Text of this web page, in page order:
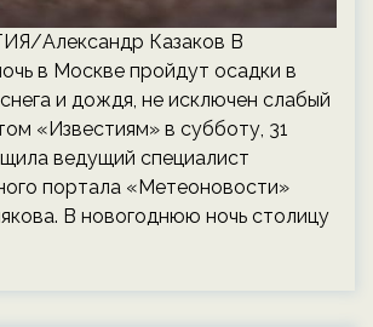
Александр Казаков В
в Москве пройдут осадки в
и дождя, не исключен слабый
«Известиям» в субботу, 31
ведущий специалист
портала «Метеоновости»
В новогоднюю ночь столицу